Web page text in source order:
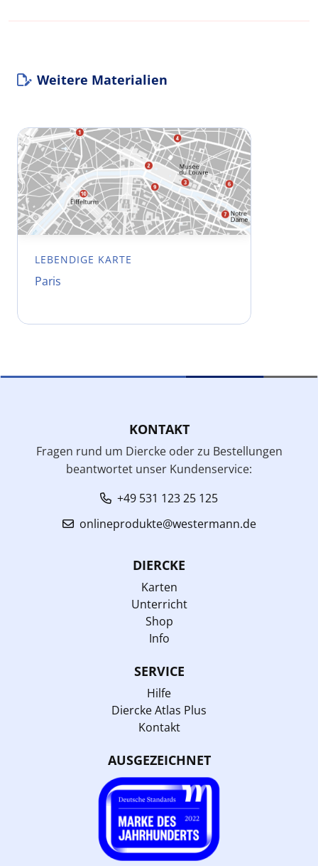
Weitere Materialien
LEBENDIGE KARTE
Paris
KONTAKT
Fragen rund um Diercke oder zu Bestellungen
beantwortet unser Kundenservice:
+49 531 123 25 125
onlineprodukte@westermann.de
DIERCKE
Karten
Unterricht
Shop
Info
SERVICE
Hilfe
Diercke Atlas Plus
Kontakt
AUSGEZEICHNET